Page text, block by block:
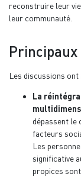
reconstruire leur
leur communauté.
Les discussions
La
dépassent le
facteurs
Les
significative
propices